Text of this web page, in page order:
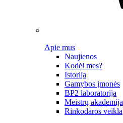
Apie mus
Naujienos
Kodėl mes?
Istorija
Gamybos įmonės
BP2 laboratorija
Meistrų akademija
Rinkodaros veikla